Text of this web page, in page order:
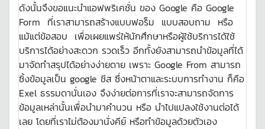
ดังนั้นจึงขอแนะนำแอฟพริเคชั่น ของ Google คือ Google
Form ที่เราสามารถสร้างแบบฟอร็ม แบบสอบถาม หรือ
แม้แต่ข้อสอบ เพื่อเผยแพร่ให้นักศึกษาหรือผู้ใช้บริการได้ใช้
บริการได้อย่างสะดวก รวดเร็ว อีกทั้งยังสามารถนำข้อมูลที่ได้
มาจัดทำสรุปได้อย่างง่ายดาย เพราะ Google From สามารถ
ซิ้งข้อมูลเป็น google ชีส ซึ่งหน้าตาและระบบการทำงาน ก็คือ
Exel ธรรมดานั่นเอง จึงง่ายต่อการที่เราจะสามารถจัดการ
ข้อมูลเหล่านั้นเพื่อนำมาคำนวน หรือ นำไปแปลงใช้งานต่อได้
เลย โดยที่เราไม่ต้องมานั่งคีย์ หรือทำข้อมูลด้วยตัวเอง